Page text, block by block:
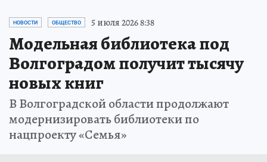
НОВОСТИ ОБЩЕСТВО 5 июля 2026 8:38
Модельная библиотека под
Волгоградом получит тысячу
новых книг
В Волгоградской области продолжают
модернизировать библиотеки по
нацпроекту «Семья»